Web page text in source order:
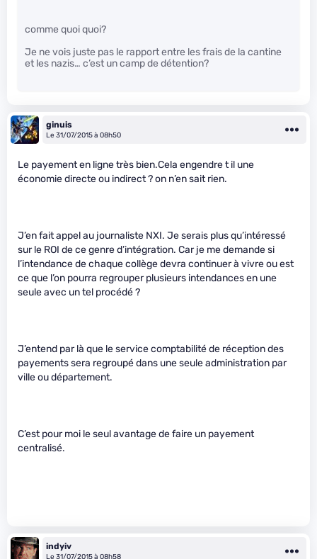
comme quoi quoi?
Je ne vois juste pas le rapport entre les frais de la cantine
et les nazis… c’est un camp de détention?
ginuis
Le 31/07/2015 à 08h50
Le payement en ligne très bien.Cela engendre t il une
économie directe ou indirect ? on n’en sait rien.
J’en fait appel au journaliste NXI. Je serais plus qu’intéressé
sur le ROI de ce genre d’intégration. Car je me demande si
l’intendance de chaque collège devra continuer à vivre ou est
ce que l’on pourra regrouper plusieurs intendances en une
seule avec un tel procédé ?
J’entend par là que le service comptabilité de réception des
payements sera regroupé dans une seule administration par
ville ou département.
C’est pour moi le seul avantage de faire un payement
centralisé.
indyiv
Le 31/07/2015 à 08h58